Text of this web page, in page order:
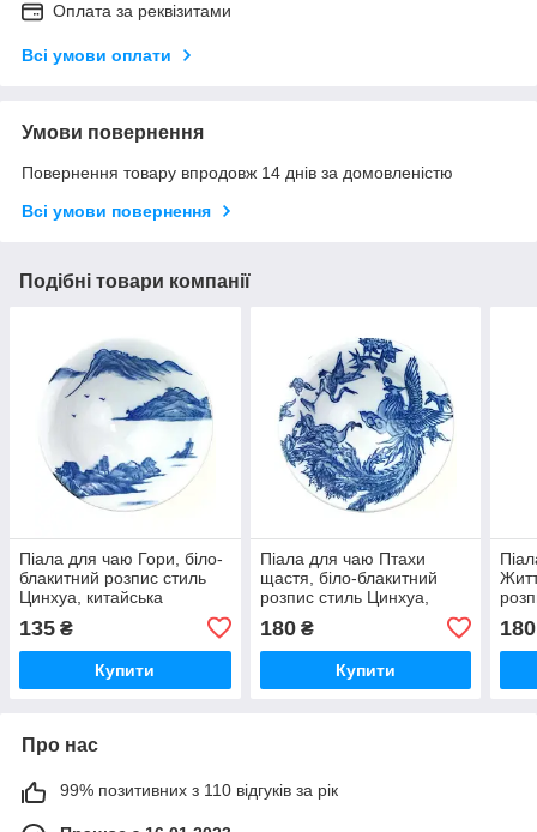
Оплата за реквізитами
Всі умови оплати
Умови повернення
Повернення товару впродовж 14 днів за домовленістю
Всі умови повернення
Подібні товари компанії
Піала для чаю Гори, біло-
блакитний розпис стиль
Цинхуа, китайська
135 ₴
Купити
Піала для чаю Птахи
щастя, біло-блакитний
розпис стиль Цинхуа,
китайська порцеляна 80
мл
180₴
Купити
мл
180
Про нас
99% позитивних з 110 відгуків за рік